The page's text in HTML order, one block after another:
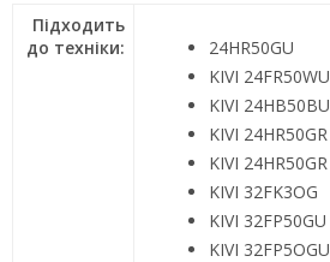
Підходить
до техніки:
24HR50GU
KIVI 24FR50WU
KIVI 24HB50BU
KIVI 24HR50GR
KIVI 24HR50GR
KIVI 32FK3OG
KIVI 32FP50GU
KIVI 32FP5OGU